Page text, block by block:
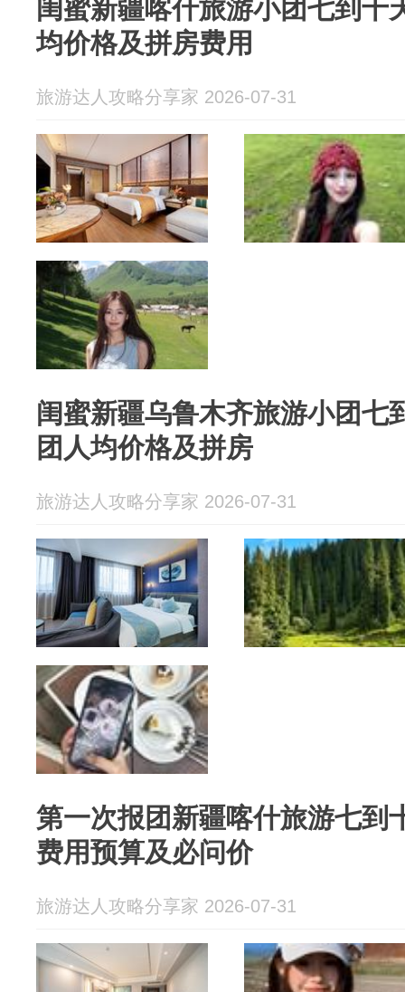
闺蜜新疆喀什旅游小团七到十
均价格及拼房费用
旅游达人攻略分享家 2026-07-31
闺蜜新疆乌鲁木齐旅游小团七
团人均价格及拼房
旅游达人攻略分享家 2026-07-31
第一次报团新疆喀什旅游七到
费用预算及必问价
旅游达人攻略分享家 2026-07-31